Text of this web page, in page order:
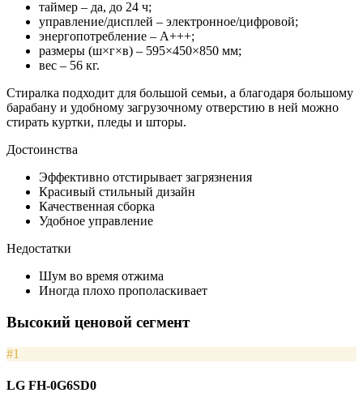
таймер – да, до 24 ч;
управление/дисплей – электронное/цифровой;
энергопотребление – А+++;
размеры (ш×г×в) – 595×450×850 мм;
вес – 56 кг.
Стиралка подходит для большой семьи, а благодаря большому
барабану и удобному загрузочному отверстию в ней можно
стирать куртки, пледы и шторы.
Достоинства
Эффективно отстирывает загрязнения
Красивый стильный дизайн
Качественная сборка
Удобное управление
Недостатки
Шум во время отжима
Иногда плохо прополаскивает
Высокий ценовой сегмент
#1
LG FH-0G6SD0